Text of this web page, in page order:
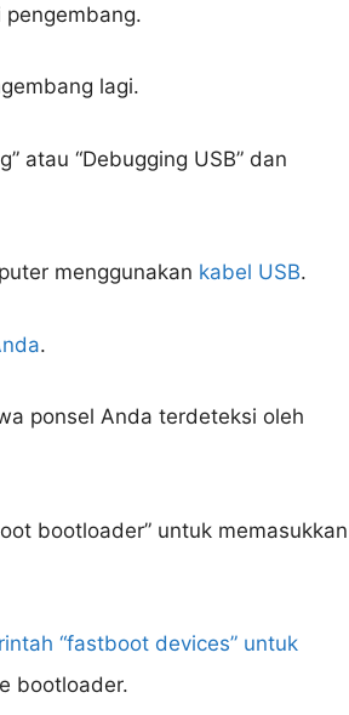
lagi.
atau “Debugging USB” dan
menggunakan kabel USB.
.
ponsel Anda terdeteksi oleh
bootloader” untuk memasukkan
“fastboot devices” untuk
bootloader.